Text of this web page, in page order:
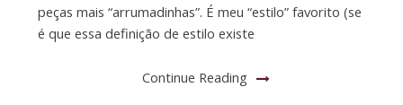
peças mais “arrumadinhas”. É meu “estilo” favorito (se
é que essa definição de estilo existe
Continue Reading